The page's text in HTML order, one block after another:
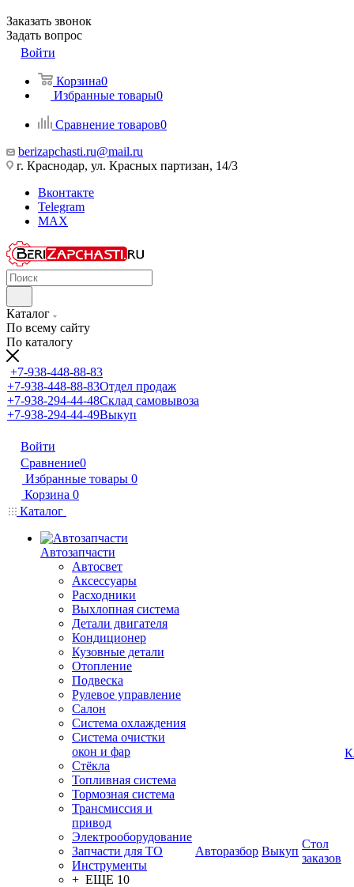
Заказать звонок
Задать вопрос
Войти
Корзина0
Избранные товары0
Сравнение товаров0
berizapchasti.ru@mail.ru
г. Краснодар, ул. Красных партизан, 14/3
Вконтакте
Telegram
MAX
Каталог
По всему сайту
По каталогу
+7-938-448-88-83
+7-938-448-88-83Отдел продаж
+7-938-294-44-48Склад самовывоза
+7-938-294-44-49Выкуп
Войти
Сравнение0
Избранные товары 0
Корзина 0
Каталог
Автозапчасти
Автосвет
Аксессуары
Расходники
Выхлопная система
Детали двигателя
Кондиционер
Кузовные детали
Отопление
Подвеска
Рулевое управление
Салон
Система охлаждения
Система очистки
окон и фар
Стёкла
Топливная система
Тормозная система
Трансмиссия и
привод
Электрооборудование
Запчасти для ТО
Инструменты
+ ЕЩЕ 10
Авторазбор Выкуп
Стол
заказов